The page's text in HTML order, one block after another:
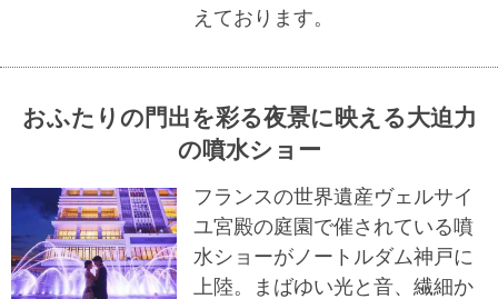
えております。
おふたりの門出を彩る夜景に映える大迫力
の噴水ショー
フランスの世界遺産ヴェルサイ
ユ宮殿の庭園で催されている噴
水ショーがノートルダム神戸に
上陸。まばゆい光と音、繊細か